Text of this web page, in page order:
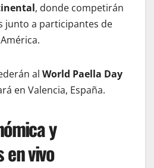
, donde competirán
junto a participantes de
al World Paella Day
en Valencia, España.
y
en vivo